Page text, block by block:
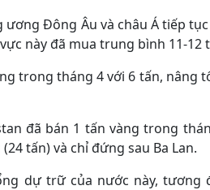
ương Đông Âu và châu Á tiếp
này đã mua trung bình 11-12
trong tháng 4 với 6 tấn, nâng
đã bán 1 tấn vàng trong
tấn) và chỉ đứng sau Ba Lan.
dự trữ của nước này, tương